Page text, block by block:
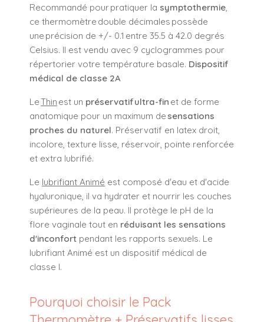
Recommandé pour pratiquer la symptothermie,
ce thermomètre double décimales possède
une précision de +/- 0.1 entre 35.5 à 42.0 degrés
Celsius. Il est vendu avec 9 cyclogrammes pour
répertorier votre température basale. Dispositif
médical de classe 2A
LeThin est un préservatif ultra-fin et de forme
anatomique pour un maximum de sensations
proches du naturel. Préservatif en latex droit,
incolore, texture lisse, réservoir, pointe renforcée
et extra lubrifié.
Le lubrifiant Animé est composé d'eau et d'acide
hyaluronique, il va hydrater et nourrir les couches
supérieures de la peau. Il protège le pH de la
flore vaginale tout en réduisant les sensations
d'inconfort pendant les rapports sexuels. Le
lubrifiant Animé est un dispositif médical de
classe I.
Pourquoi choisir le Pack